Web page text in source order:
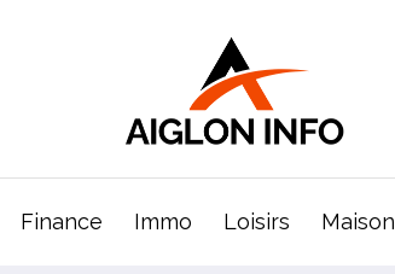
Finance Immo Loisirs Maison